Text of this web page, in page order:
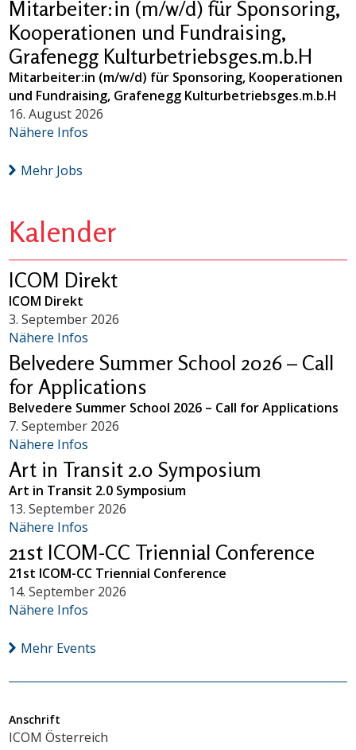
Mitarbeiter:in (m/w/d) für Sponsoring,
Kooperationen und Fundraising,
Grafenegg Kulturbetriebsges.m.b.H
Mitarbeiter:in (m/w/d) für Sponsoring, Kooperationen
und Fundraising, Grafenegg Kulturbetriebsges.m.b.H
16. August 2026
Nähere Infos
Mehr Jobs
Kalender
ICOM Direkt
ICOM Direkt
3. September 2026
Nähere Infos
Belvedere Summer School 2026 – Call
for Applications
Belvedere Summer School 2026 – Call for Applications
7. September 2026
Nähere Infos
Art in Transit 2.0 Symposium
Art in Transit 2.0 Symposium
13. September 2026
Nähere Infos
21st ICOM-CC Triennial Conference
21st ICOM-CC Triennial Conference
14. September 2026
Nähere Infos
Mehr Events
Anschrift
ICOM Österreich